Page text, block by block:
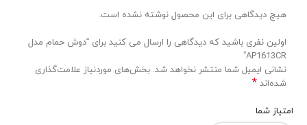
هیچ دیدگاهی برای این محصول نوشته نشده است.
اولین نفری باشید که دیدگاهی را ارسال می کنید برای “دوش حمام مدل
AP1613CR”
نشانی ایمیل شما منتشر نخواهد شد. بخش‌های موردنیاز علامت‌گذاری
شده‌اند *
امتیاز شما